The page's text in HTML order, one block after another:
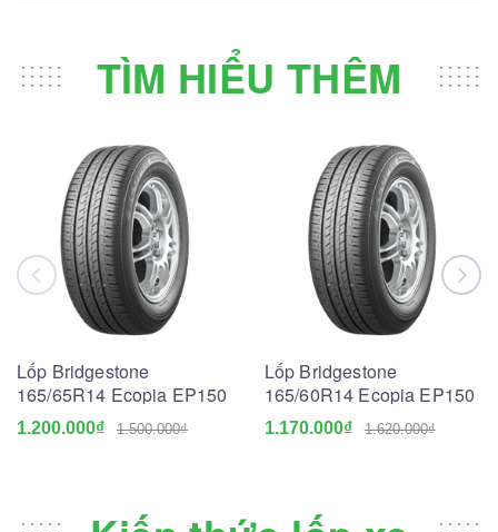
TÌM HIỂU THÊM
Lốp Bridgestone
165/65R14 Ecopia EP150
1.200.000₫ 1.500.000₫
Lốp Bridgestone
165/60R14 Ecopia EP150
1.170.000₫ 1.620.000₫